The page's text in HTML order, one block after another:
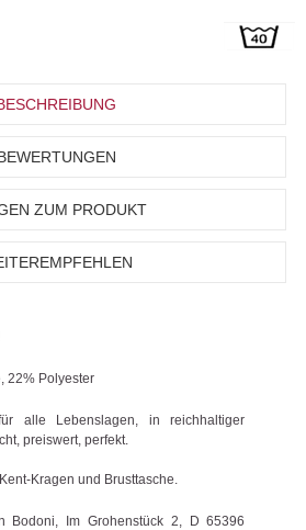
ZUM PRODUKT
22% Polyester
alle Lebenslagen, in reichhaltiger
preiswert, perfekt.
Kragen und Brusttasche.
Bodoni, Im Grohenstück 2, D 65396